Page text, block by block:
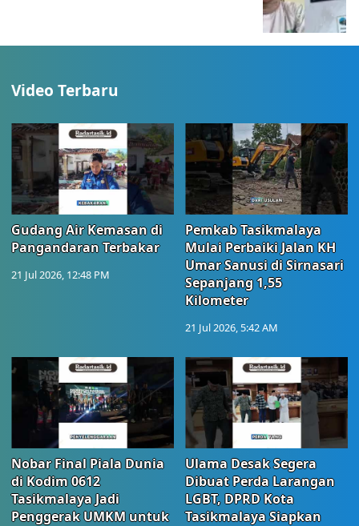
Video Terbaru
Gudang Air Kemasan di
Pangandaran Terbakar
21 Jul 2026, 12:48 PM
Pemkab Tasikmalaya
Mulai Perbaiki Jalan KH
Umar Sanusi di Sirnasari
Sepanjang 1,55
Kilometer
21 Jul 2026, 5:42 AM
Nobar Final Piala Dunia
di Kodim 0612
Tasikmalaya Jadi
Penggerak UMKM untuk
Ulama Desak Segera
Dibuat Perda Larangan
LGBT, DPRD Kota
Tasikmalaya Siapkan